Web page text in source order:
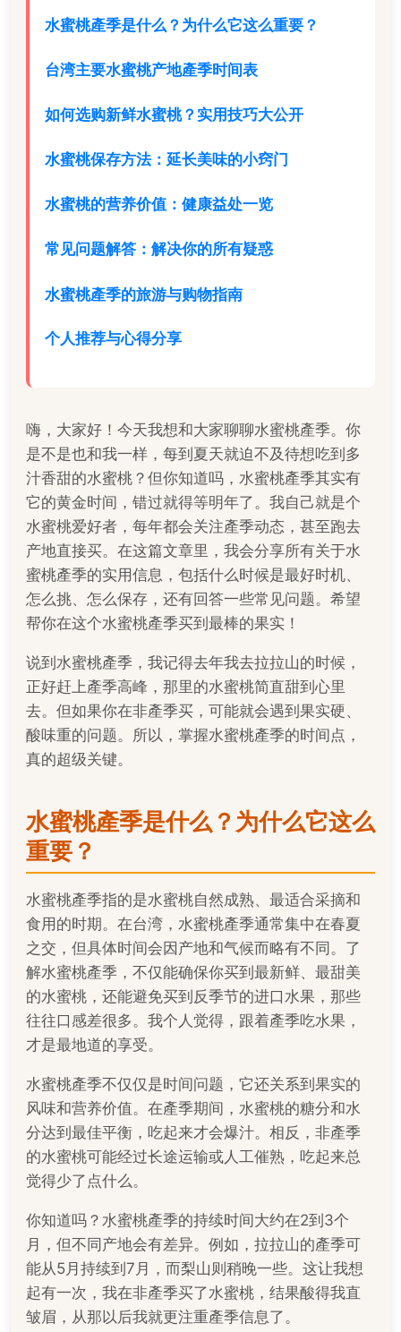
水蜜桃產季是什么？为什么它这么重要？
台湾主要水蜜桃产地產季时间表
如何选购新鲜水蜜桃？实用技巧大公开
水蜜桃保存方法：延长美味的小窍门
水蜜桃的营养价值：健康益处一览
常见问题解答：解决你的所有疑惑
水蜜桃產季的旅游与购物指南
个人推荐与心得分享
嗨，大家好！今天我想和大家聊聊水蜜桃產季。你
是不是也和我一样，每到夏天就迫不及待想吃到多
汁香甜的水蜜桃？但你知道吗，水蜜桃產季其实有
它的黄金时间，错过就得等明年了。我自己就是个
水蜜桃爱好者，每年都会关注產季动态，甚至跑去
产地直接买。在这篇文章里，我会分享所有关于水
蜜桃產季的实用信息，包括什么时候是最好时机、
怎么挑、怎么保存，还有回答一些常见问题。希望
帮你在这个水蜜桃產季买到最棒的果实！
说到水蜜桃產季，我记得去年我去拉拉山的时候，
正好赶上產季高峰，那里的水蜜桃简直甜到心里
去。但如果你在非產季买，可能就会遇到果实硬、
酸味重的问题。所以，掌握水蜜桃產季的时间点，
真的超级关键。
水蜜桃產季是什么？为什么它这么
重要？
水蜜桃產季指的是水蜜桃自然成熟、最适合采摘和
食用的时期。在台湾，水蜜桃產季通常集中在春夏
之交，但具体时间会因产地和气候而略有不同。了
解水蜜桃產季，不仅能确保你买到最新鲜、最甜美
的水蜜桃，还能避免买到反季节的进口水果，那些
往往口感差很多。我个人觉得，跟着產季吃水果，
才是最地道的享受。
水蜜桃產季不仅仅是时间问题，它还关系到果实的
风味和营养价值。在產季期间，水蜜桃的糖分和水
分达到最佳平衡，吃起来才会爆汁。相反，非產季
的水蜜桃可能经过长途运输或人工催熟，吃起来总
觉得少了点什么。
你知道吗？水蜜桃產季的持续时间大约在2到3个
月，但不同产地会有差异。例如，拉拉山的產季可
能从5月持续到7月，而梨山则稍晚一些。这让我想
起有一次，我在非產季买了水蜜桃，结果酸得我直
皱眉，从那以后我就更注重產季信息了。